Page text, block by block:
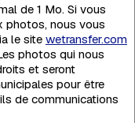
de 1 Mo. Si vous
photos, nous vous
le site wetransfer.com
photos qui nous
et seront
pour être
de communications